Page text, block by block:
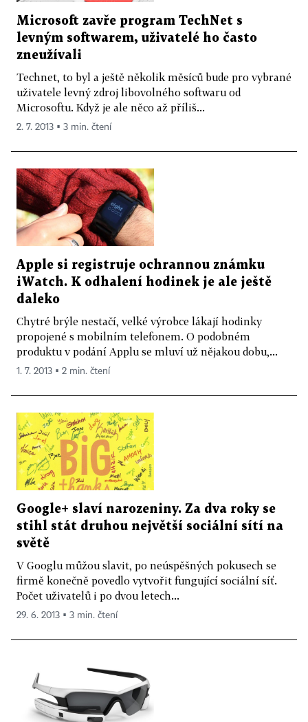
Microsoft zavře program TechNet s
levným softwarem, uživatelé ho často
zneužívali
Technet, to byl a ještě několik měsíců bude pro vybrané
uživatele levný zdroj libovolného softwaru od
Microsoftu. Když je ale něco až příliš...
2. 7. 2013 ▪ 3 min. čtení
Apple si registruje ochrannou známku
iWatch. K odhalení hodinek je ale ještě
daleko
Chytré brýle nestačí, velké výrobce lákají hodinky
propojené s mobilním telefonem. O podobném
produktu v podání Applu se mluví už nějakou dobu,...
1. 7. 2013 ▪ 2 min. čtení
Google+ slaví narozeniny. Za dva roky se
stihl stát druhou největší sociální sítí na
světě
V Googlu můžou slavit, po neúspěšných pokusech se
firmě konečně povedlo vytvořit fungující sociální síť.
Počet uživatelů i po dvou letech...
29. 6. 2013 ▪ 3 min. čtení